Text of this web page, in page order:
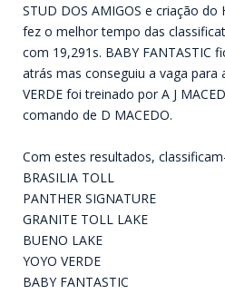
STUD DOS AMIGOS e criação do
fez o melhor tempo das
com 19,291s. BABY FANTASTIC
atrás mas conseguiu a vaga para
VERDE foi treinado por A J
comando de D MACEDO.
Com estes resultados,
BRASILIA TOLL
PANTHER SIGNATURE
GRANITE TOLL LAKE
BUENO LAKE
YOYO VERDE
BABY FANTASTIC